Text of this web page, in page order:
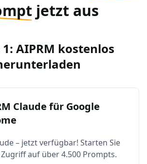
jetzt aus
AIPRM kostenlos
Claude für Google
– jetzt verfügbar! Starten Sie
auf über 4.500 Prompts.